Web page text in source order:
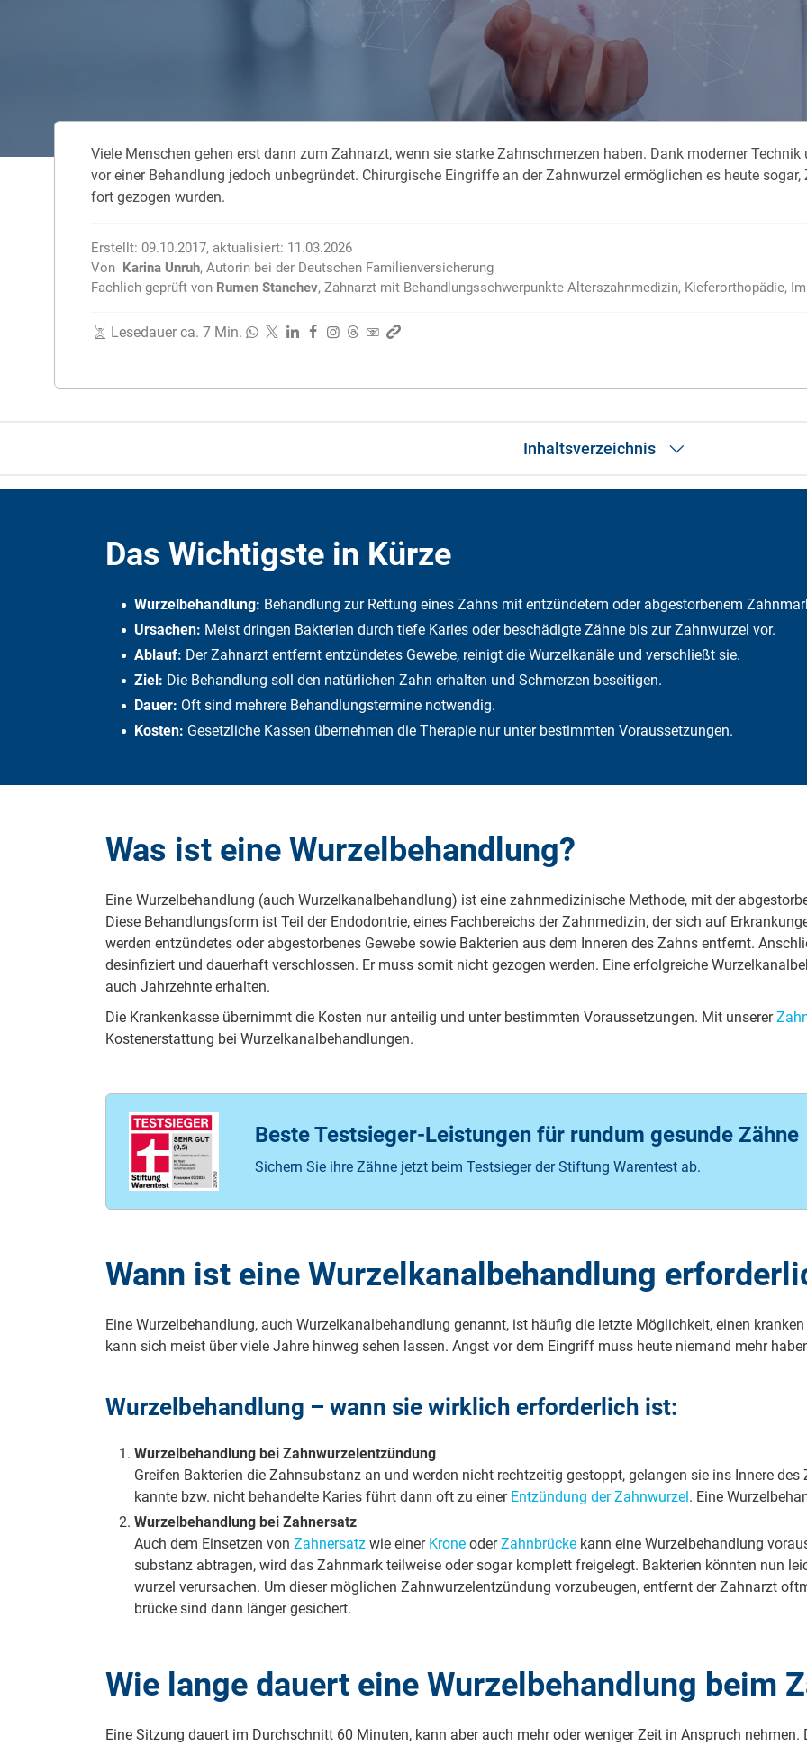
Zahnzusatzversicherung
Würmer, Wurmkur & Entwurmung
Tierarztkosten für Hunde 2025
Listenhunde in Deutschland
Krank im Urlaub
Reiseapotheke
Packliste Urlaub
Portugal Urlaub
Vie­le Men­schen ge­hen erst dann zum Zahn­arzt, wenn sie star­ke Zahn­schmer­zen ha­ben. Dank mo­der­ner
vor ei­ner Be­hand­lung je­doch un­be­grün­det. Chi­rur­gi­sche Ein­grif­fe an der Zahn­wur­zel er­mög­li­chen es heu­te
fort ge­zo­gen wur­den.
Erstellt: 09.10.2017, aktualisiert: 11.03.2026
Von Karina Unruh, Autorin bei der Deutschen Familienversicherung
Fachlich geprüft von Rumen Stanchev, Zahnarzt mit Behandlungs­schwerpunkte Alters­zahnmedizin, Kiefer­orthopädie,
Lesedauer ca. 7 Min.
Inhaltsverzeichnis
Was muss ich nach einer Behandlung beachten?
Alternative Behandlungen
Risiken und Komplikationen
Wie hoch ist mein Eigenanteil?
Häufige Fragen
Das Wichtigste in Kürze
Wurzelbehandlung: Behandlung zur Rettung eines Zahns mit entzündetem oder abgestorbenem
Ursachen: Meist dringen Bakterien durch tiefe Karies oder beschädigte Zähne bis zur Zahnwurzel vor.
Ablauf: Der Zahnarzt entfernt entzündetes Gewebe, reinigt die Wurzelkanäle und verschließt sie.
Ziel: Die Behandlung soll den natürlichen Zahn erhalten und Schmerzen beseitigen.
Dauer: Oft sind mehrere Behandlungstermine notwendig.
Kosten: Gesetzliche Kassen übernehmen die Therapie nur unter bestimmten Voraussetzungen.
Was ist eine Wurzelbehandlung?
Ei­ne Wur­zel­be­hand­lung (auch Wur­zel­ka­nal­be­hand­lung) ist ei­ne zahn­me­di­zi­ni­sche Me­tho­de, mit der
Die­se Be­hand­lungs­form ist Teil der Endodontrie, ei­nes Fach­be­reichs der Zahn­me­di­zin, der sich auf
werden entzündetes oder abgestorbenes Gewebe sowie Bakterien aus dem Inneren des Zahns entfernt.
desinfiziert und dauerhaft verschlossen. Er muss so­mit nicht ge­zo­gen wer­den. Ei­ne er­folg­rei­che
auch Jahr­zehn­te er­hal­ten.
Die Kran­ken­kasse über­nimmt die Kos­ten nur an­tei­lig und un­ter be­stimm­ten Vor­aus­set­zun­gen. Mit un­se­rer
Kos­ten­er­stat­tung bei Wur­zel­ka­nal­be­hand­lun­gen.
Beste Testsieger-Leistungen für rundum gesunde Zähne
Sichern Sie ihre Zähne jetzt beim Testsieger der Stiftung Warentest ab.
Wann ist eine Wurzelkanalbehandlung
Eine Wurzelbe­hand­lung, auch Wur­zel­ka­nal­be­hand­lung genannt, ist häufig die letz­te Mög­lich­keit, ei­nen
kann sich meist über vie­le Jah­re hin­weg se­hen las­sen. Angst vor dem Ein­griff muss heu­te nie­mand mehr
Wurzelbehandlung – wann sie wirk­lich er­for­der­lich ist:
Wurzelbehandlung bei Zahn­wur­zel­ent­zün­dung
Grei­fen Bak­te­ri­en die Zahn­sub­stanz an und wer­den nicht recht­zei­tig ge­stoppt, ge­lan­gen sie ins In­ne­re
kann­te bzw. nicht be­han­del­te Ka­ries führt dann oft zu ei­ner Ent­zün­dung der Zahn­wur­zel. Ei­ne
Wur­zel­be­hand­lung bei Zahn­er­satz
Auch dem Ein­set­zen von Zahn­er­satz wie einer Krone oderZahn­brü­cke kann ei­ne Wur­zel­be­hand­lung
sub­stanz ab­tra­gen, wird das Zahn­mark teil­wei­se oder so­gar kom­plett frei­ge­legt. Bak­te­ri­en könn­ten nun
wur­zel ver­ur­sa­chen. Um die­ser mög­li­chen Zahn­wur­zel­ent­zün­dung vor­zu­beu­gen, ent­fernt der Zahn­arzt
brü­cke sind dann län­ger ge­si­chert.
Wie lange dauert eine Wurzelbehandlung beim
Ei­ne Sit­zung dau­ert im Durch­schnitt 60 Mi­nu­ten, kann aber auch mehr oder we­ni­ger Zeit in An­spruch